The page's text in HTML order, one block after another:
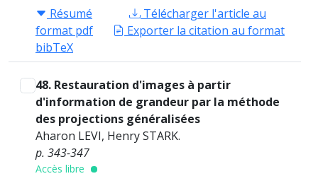
Résumé
Télécharger l'article au
format pdf
Exporter la citation au format
bibTeX
48. Restauration d'images à partir
d'information de grandeur par la méthode
des projections généralisées
Aharon LEVI, Henry STARK.
p. 343-347
Accès libre